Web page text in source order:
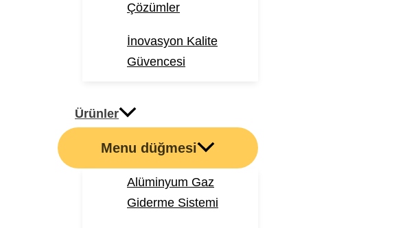
Çözümler
İnovasyon Kalite
Güvencesi
Ürünler
Menu düğmesi
Alüminyum Gaz
Giderme Sistemi